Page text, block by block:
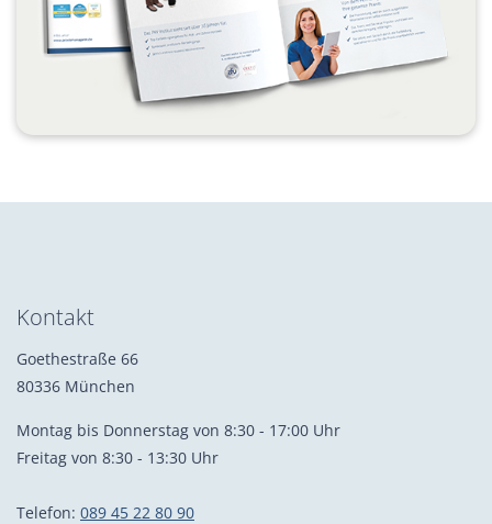
Kontakt
Goethestraße 66
80336 München
Montag bis Donnerstag von 8:30 - 17:00 Uhr
Freitag von 8:30 - 13:30 Uhr
Telefon: 089 45 22 80 90